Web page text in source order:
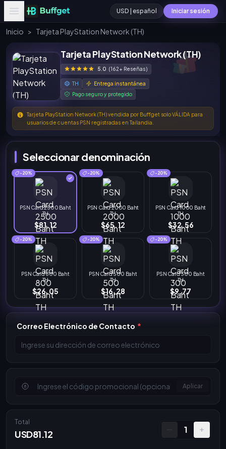
USD | español Iniciar sesión
Inicio > Tarjeta PlayStation Network (TH)
Tarjeta PlayStation Network (TH)
5.0 (162+ Reseñas)
TH
Entrega instantánea
Pago seguro y protegido
Tarjeta PlayStation Network (TH) vendida por Buffget solo VÁLIDA para
usuarios de cuentas PSN registradas en Tailandia.
Seleccionar denominación
-20%
PSN Card 2500 Baht
TH
$81.12
-20%
PSN Card 2000 Baht
TH
$65.12
-20%
PSN Card 1000 Baht
TH
$32.56
-20%
PSN Card 800 Baht
TH
$26.05
-20%
PSN Card 500 Baht
TH
$16.28
-20%
PSN Card 300 Baht
TH
$9.77
Correo Electrónico de Contacto *
Aplicar
Total
USD81.12 1